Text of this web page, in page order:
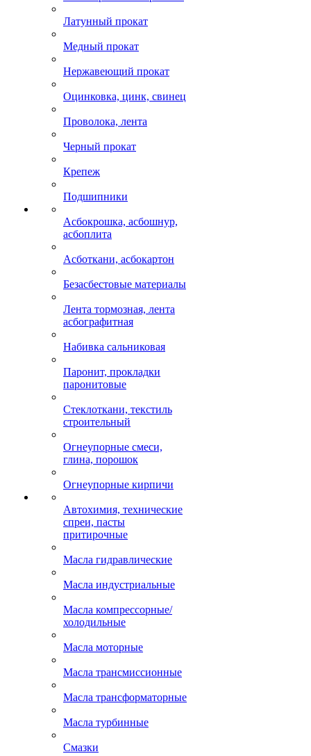
Латунный прокат
Медный прокат
Нержавеющий прокат
Оцинковка, цинк, свинец
Проволока, лента
Черный прокат
Крепеж
Подшипники
Асбокрошка, асбошнур,
асбоплита
Асботкани, асбокартон
Безасбестовые материалы
Лента тормозная, лента
асбографитная
Набивка сальниковая
Паронит, прокладки
паронитовые
Стеклоткани, текстиль
строительный
Огнеупорные смеси,
глина, порошок
Огнеупорные кирпичи
Автохимия, технические
спреи, пасты
притирочные
Масла гидравлические
Масла индустриальные
Масла компрессорные/
холодильные
Масла моторные
Масла трансмиссионные
Масла трансформаторные
Масла турбинные
Смазки